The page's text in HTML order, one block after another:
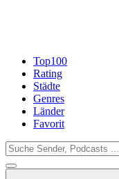
Top100
Rating
Städte
Genres
Länder
Favorit